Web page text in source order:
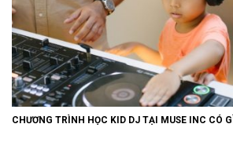
CHƯƠNG TRÌNH HỌC KID DJ TẠI MUSE INC CÓ